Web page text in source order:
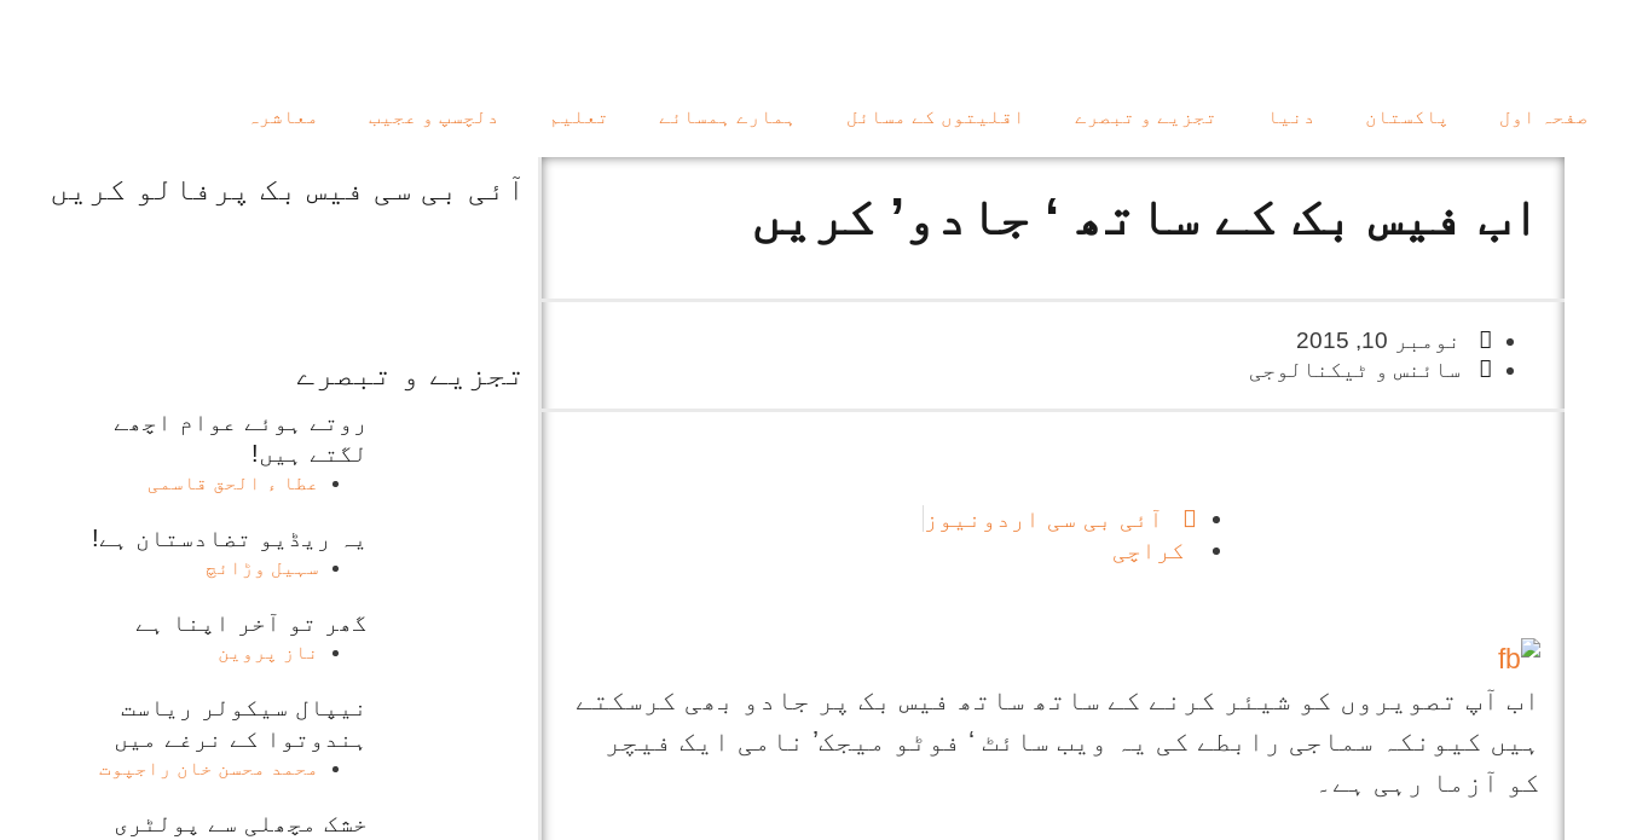
صفحہ اول پاکستان دنیا تجزیے و تبصرے اقلیتوں کے مسائل ہمارے ہمسائے تعلیم دلچسپ و عجیب معاشرہ
اب فیس بک کے ساتھ ‘ جادو’ کریں
نومبر 10, 2015
سائنس و ٹیکنالوجی
آئی بی سی اردونیوز
کراچی
اب آپ تصویروں کو شیئر کرنے کے ساتھ ساتھ فیس بک پر جادو بھی کرسکتے
ہیں کیونکہ سماجی رابطے کی یہ ویب سائٹ ‘ فوٹو میجک’ نامی ایک فیچر
کو آزما رہی ہے۔
آئی بی سی فیس بک پرفالو کریں
تجزیے و تبصرے
روتے ہوئے عوام اچھے
لگتے ہیں!
عطا ء الحق قاسمی
یہ ریڈیو تضادستان ہے!
سہیل وڑائچ
گھر تو آخر اپنا ہے
ناز پروین
نیپال سیکولر ریاست
ہندوتوا کے نرغے میں
محمد محسن خان راجپوت
خشک مچھلی سے پولٹری